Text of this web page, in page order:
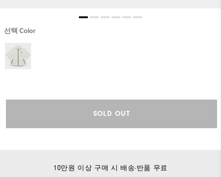
선택 Color
SOLD OUT
10만원 이상 구매 시 배송·반품 무료